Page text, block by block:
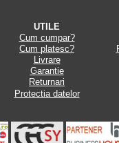
UTILE
Cum cumpar?
Cum platesc?
Livrare
Garantie
Returnari
Protectia datelor